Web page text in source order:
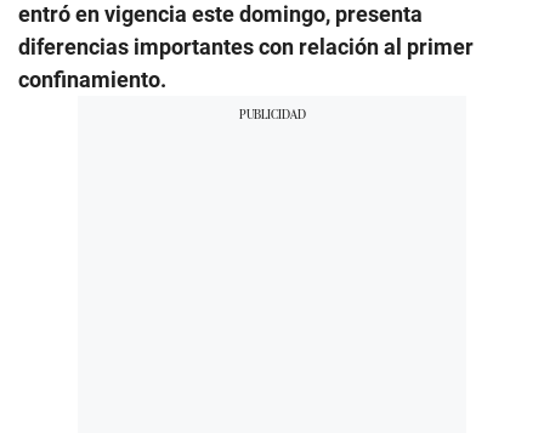
entró en vigencia este domingo, presenta
diferencias importantes con relación al primer
confinamiento.